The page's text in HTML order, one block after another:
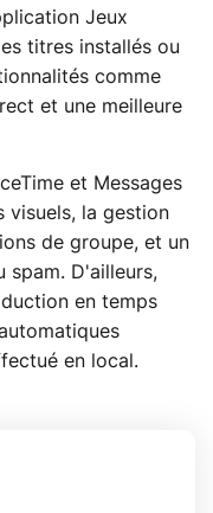
Jeux
titres installés ou
comme
et une meilleure
et Messages
visuels, la gestion
de groupe, et un
spam. D'ailleurs,
en temps
en local.